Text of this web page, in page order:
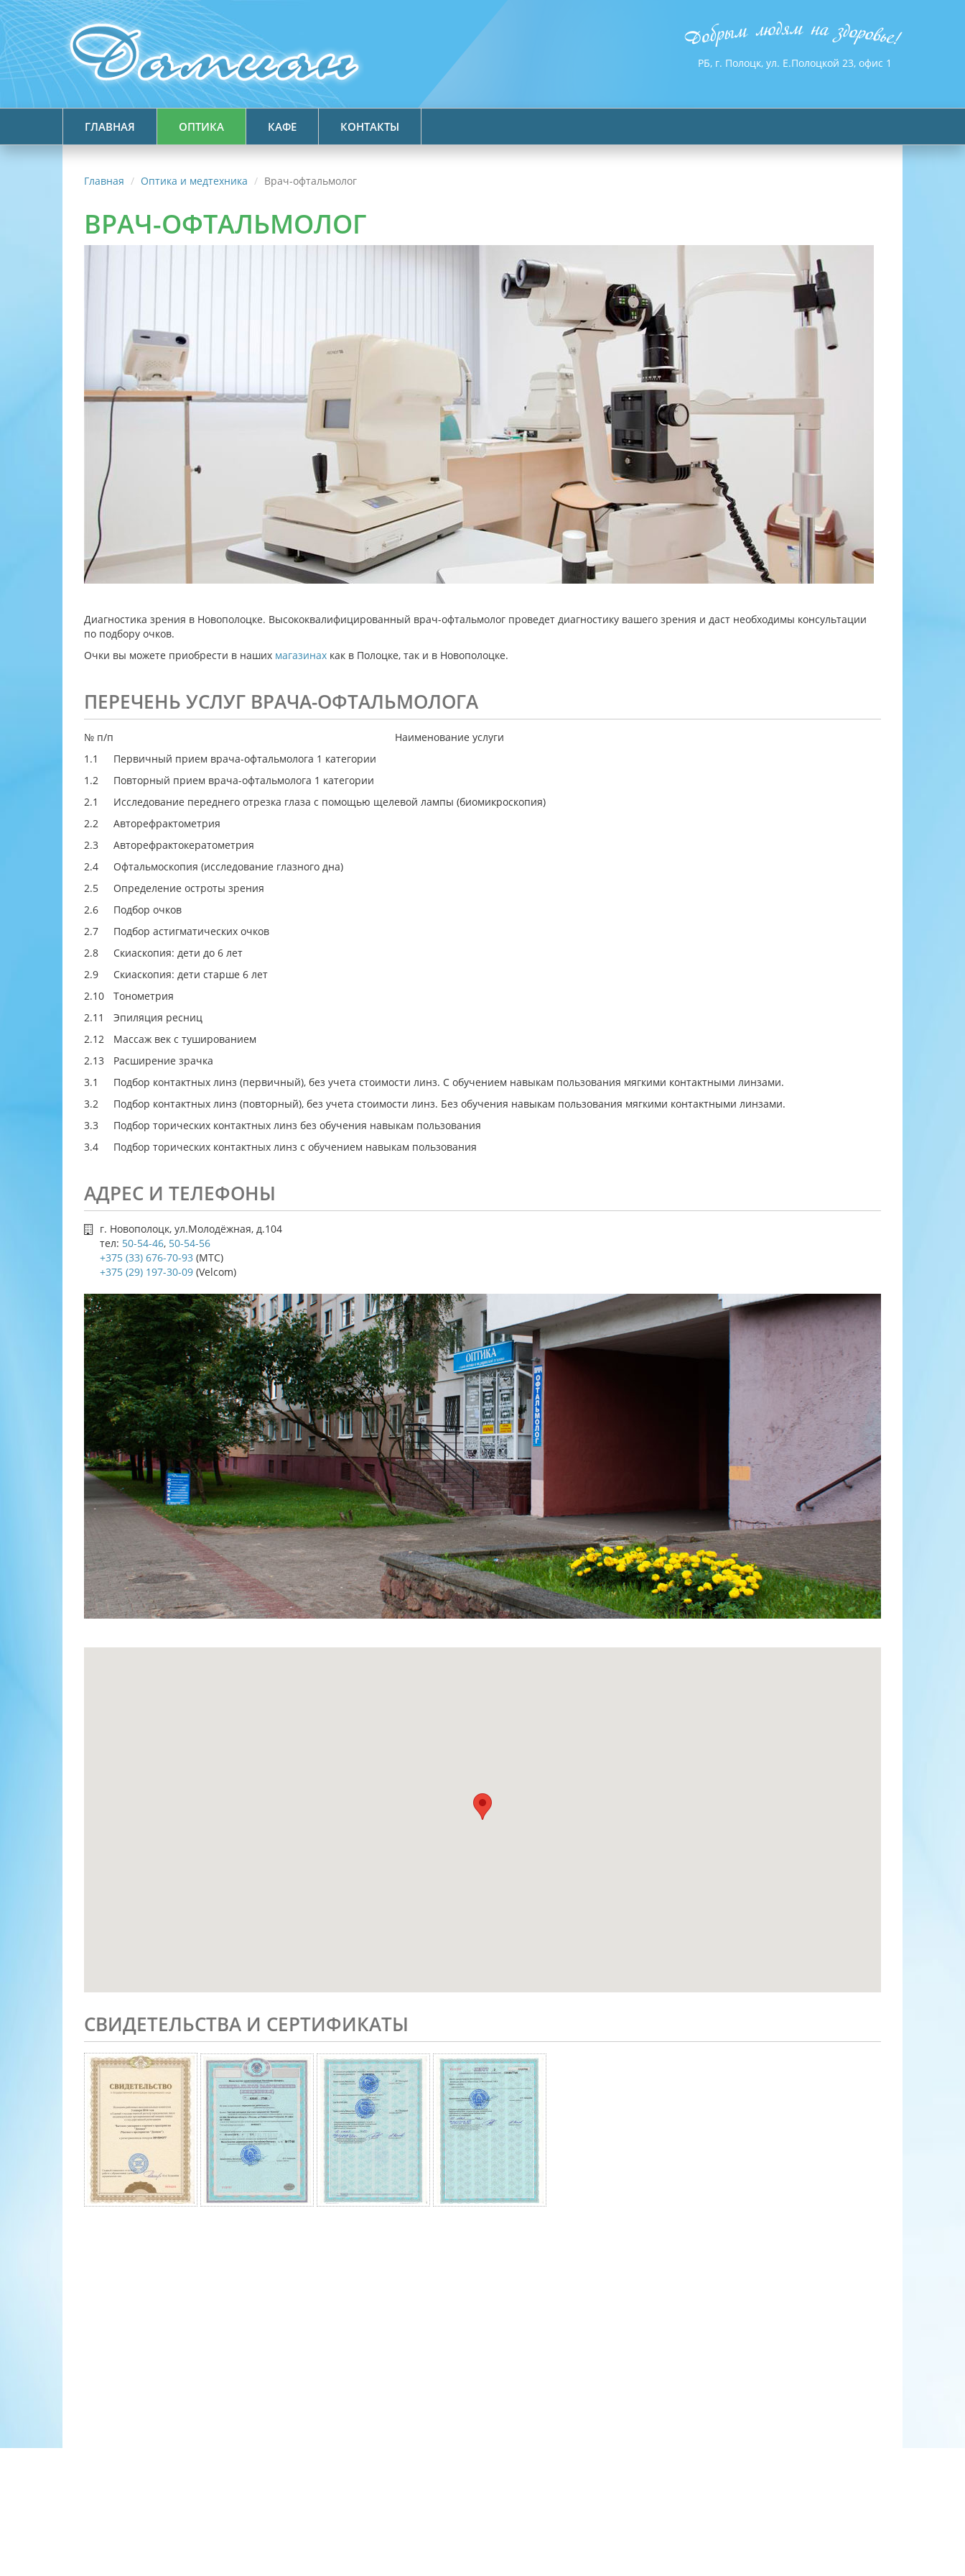
РБ, г. Полоцк, ул. Е.Полоцкой 23, офис 1
ГЛАВНАЯ ОПТИКА КАФЕ КОНТАКТЫ
Главная Оптика и медтехника Врач-офтальмолог
ВРАЧ-ОФТАЛЬМОЛОГ
Диагностика зрения в Новополоцке. Высококвалифицированный врач-офтальмолог проведет диагностику вашего зрения и даст необходимы консультации
по подбору очков.
Очки вы можете приобрести в наших магазинах как в Полоцке, так и в Новополоцке.
ПЕРЕЧЕНЬ УСЛУГ ВРАЧА-ОФТАЛЬМОЛОГА
№ п/п
Наименование услуги
1.1
Первичный прием врача-офтальмолога 1 категории
1.2
Повторный прием врача-офтальмолога 1 категории
2.1
Исследование переднего отрезка глаза с помощью щелевой лампы (биомикроскопия)
2.2
Авторефрактометрия
2.3
Авторефрактокератометрия
2.4
Офтальмоскопия (исследование глазного дна)
2.5
Определение остроты зрения
2.6
Подбор очков
2.7
Подбор астигматических очков
2.8
Скиаскопия: дети до 6 лет
2.9
Скиаскопия: дети старше 6 лет
2.10
Тонометрия
2.11
Эпиляция ресниц
2.12
Массаж век с тушированием
2.13
Расширение зрачка
3.1
Подбор контактных линз (первичный), без учета стоимости линз. С обучением навыкам пользования мягкими контактными линзами.
3.2
Подбор контактных линз (повторный), без учета стоимости линз. Без обучения навыкам пользования мягкими контактными линзами.
3.3
Подбор торических контактных линз без обучения навыкам пользования
3.4
Подбор торических контактных линз с обучением навыкам пользования
АДРЕС И ТЕЛЕФОНЫ
г. Новополоцк, ул.Молодёжная, д.104
тел: 50-54-46, 50-54-56
+375 (33) 676-70-93 (МТС)
+375 (29) 197-30-09 (Velcom)
СВИДЕТЕЛЬСТВА И СЕРТИФИКАТЫ